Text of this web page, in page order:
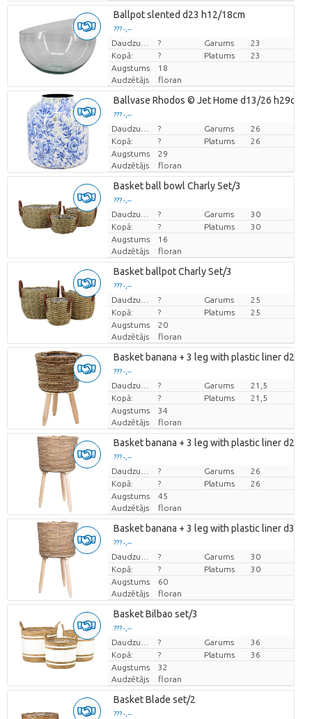
Ballpot slented d23 h12/18cm
??? -,--
Cena par vienību
? Garums
23
Kopā:
? Platums
23
Augstums
18
Audzētājs
floran
Ballvase Rhodos © Jet Home d13/26 h29cm
??? -,--
Cena par vienību
? Garums
26
Kopā:
? Platums
26
Augstums
29
Audzētājs
floran
Basket ball bowl Charly Set/3
??? -,--
Cena par vienību
? Garums
30
Kopā:
? Platums
30
Augstums
16
Audzētājs
floran
Basket ballpot Charly Set/3
??? -,--
Cena par vienību
? Garums
25
Kopā:
? Platums
25
Augstums
20
Audzētājs
floran
Basket banana + 3 leg with plastic liner d21.5
??? -,--
Cena par vienību
? Garums
21,5
Kopā:
? Platums
21,5
Augstums
34
Audzētājs
floran
Basket banana + 3 leg with plastic liner d26
??? -,--
Cena par vienību
? Garums
26
Kopā:
? Platums
26
Augstums
45
Audzētājs
floran
Basket banana + 3 leg with plastic liner d30
??? -,--
Cena par vienību
? Garums
30
Kopā:
? Platums
30
Augstums
60
Audzētājs
floran
Basket Bilbao set/3
??? -,--
Cena par vienību
? Garums
36
Kopā:
? Platums
36
Augstums
32
Audzētājs
floran
Basket Blade set/2
??? -,--